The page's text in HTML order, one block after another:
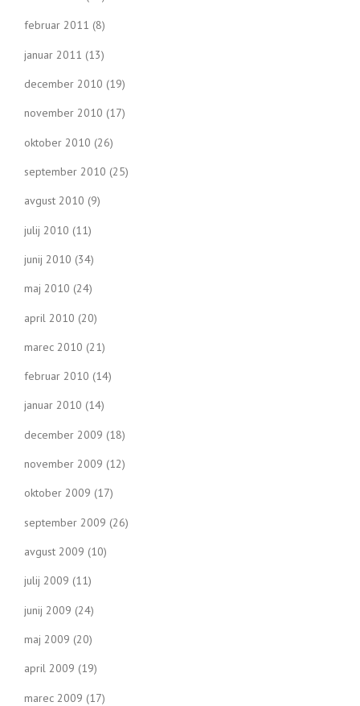
februar 2011 (8)
januar 2011 (13)
december 2010 (19)
november 2010 (17)
oktober 2010 (26)
september 2010 (25)
avgust 2010 (9)
julij 2010 (11)
junij 2010 (34)
maj 2010 (24)
april 2010 (20)
marec 2010 (21)
februar 2010 (14)
januar 2010 (14)
december 2009 (18)
november 2009 (12)
oktober 2009 (17)
september 2009 (26)
avgust 2009 (10)
julij 2009 (11)
junij 2009 (24)
maj 2009 (20)
april 2009 (19)
marec 2009 (17)